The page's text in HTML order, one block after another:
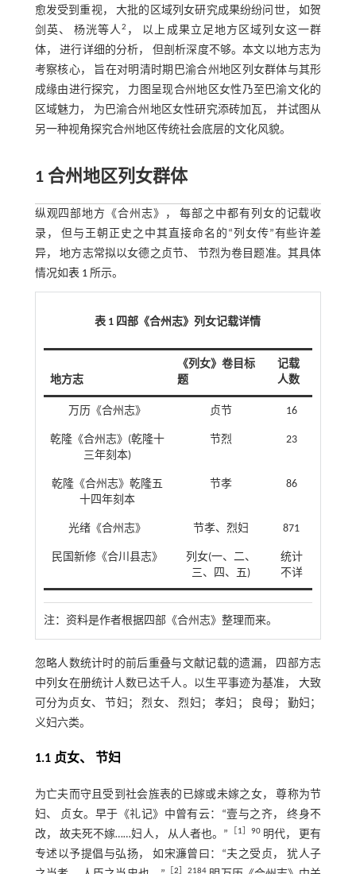
愈发受到重视， 大批的区域列女研究成果纷纷问世， 如贺
剑英、 杨洸等人2 ， 以上成果立足地方区域列女这一群
体， 进行详细的分析， 但剖析深度不够。本文以地方志为
考察核心， 旨在对明清时期巴渝合州地区列女群体与其形
成缘由进行探究， 力图呈现合州地区女性乃至巴渝文化的
区域魅力， 为巴渝合州地区女性研究添砖加瓦， 并试图从
另一种视角探究合州地区传统社会底层的文化风貌。
1 合州地区列女群体
纵观四部地方《合州志》， 每部之中都有列女的记载收
录， 但与王朝正史之中其直接命名的“列女传”有些许差
异， 地方志常拟以女德之贞节、 节烈为卷目题准。其具体
情况如表 1所示。
表 1 四部《合州志》列女记载详情
地方志
《列女》卷目标
题
记载
人数
万历《合州志》 贞节 16
乾隆《合州志》(乾隆十
三年刻本)
节烈 23
乾隆《合州志》乾隆五
十四年刻本
节孝 86
光绪《合州志》 节孝、烈妇 871
民国新修《合川县志》
列女(一、二、
三、四、五)
统计
不详
注： 资料是作者根据四部《合州志》整理而来。
忽略人数统计时的前后重叠与文献记载的遗漏， 四部方志
中列女在册统计人数已达千人。以生平事迹为基准， 大致
可分为贞女、 节妇； 烈女、 烈妇； 孝妇； 良母； 勤妇；
义妇六类。
1.1 贞女、 节妇
为亡夫而守且受到社会旌表的已嫁或未嫁之女， 尊称为节
妇、 贞女。早于《礼记》中曾有云：“壹与之齐， 终身不
改， 故夫死不嫁……妇人， 从人者也。”
1 ］90明代， 更有
专述以予提倡与弘扬， 如宋濂曾曰：“夫之受贞， 犹人子
［2 ］2184